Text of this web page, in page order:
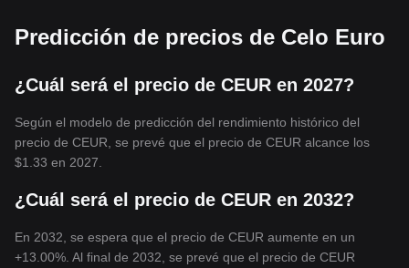
Predicción de precios de Celo Euro
¿Cuál será el precio de CEUR en 2027?
Según el modelo de predicción del rendimiento histórico del
precio de CEUR, se prevé que el precio de CEUR alcance los
$1.33 en 2027.
¿Cuál será el precio de CEUR en 2032?
En 2032, se espera que el precio de CEUR aumente en un
+13.00%. Al final de 2032, se prevé que el precio de CEUR